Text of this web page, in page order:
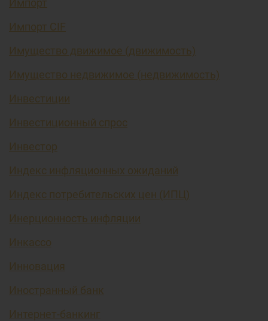
Импорт
Импорт CIF
Имущество движимое (движимость)
Имущество недвижимое (недвижимость)
Инвестиции
Инвестиционный спрос
Инвестор
Индекс инфляционных ожиданий
Индекс потребительских цен (ИПЦ)
Инерционность инфляции
Инкассо
Инновация
Иностранный банк
Интернет-банкинг